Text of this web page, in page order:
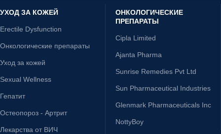
УХОД ЗА КОЖЕЙ
Erectile Dysfunction
Онкологические препараты
Уход за кожей
Sexual Wellness
Гепатит
Остеопороз - Артрит
Лекарства от ВИЧ
ОНКОЛОГИЧЕСКИЕ
ПРЕПАРАТЫ
Cipla Limited
Ajanta Pharma
Sunrise Remedies Pvt Ltd
Sun Pharmaceutical Industries
Glenmark Pharmaceuticals Inc
NottyBoy